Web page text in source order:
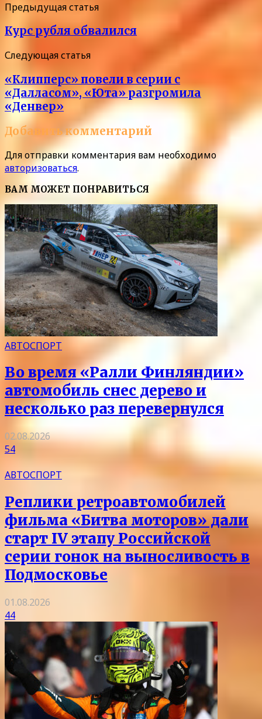
Предыдущая статья
Курс рубля обвалился
Следующая статья
«Клипперс» повели в серии с
«Далласом», «Юта» разгромила
«Денвер»
Добавить комментарий
Для отправки комментария вам необходимо
авторизоваться.
ВАМ МОЖЕТ ПОНРАВИТЬСЯ
АВТОСПОРТ
Во время «Ралли Финляндии»
автомобиль снес дерево и
несколько раз перевернулся
02.08.2026
54
АВТОСПОРТ
Реплики ретроавтомобилей
фильма «Битва моторов» дали
старт IV этапу Российской
серии гонок на выносливость в
Подмосковье
01.08.2026
44